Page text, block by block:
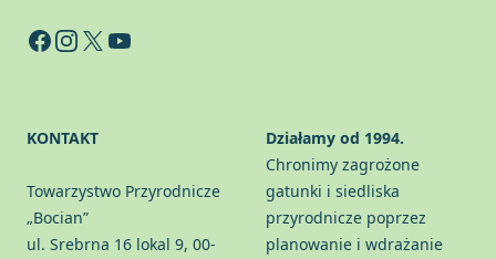
Facebook
Instagram
X YouTube
KONTAKT
Towarzystwo Przyrodnicze
„Bocian”
ul. Srebrna 16 lokal 9, 00-
Działamy od 1994.
Chronimy zagrożone
gatunki i siedliska
przyrodnicze poprzez
planowanie i wdrażanie